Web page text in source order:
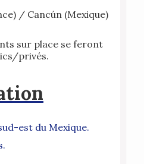
/ Cancún (Mexique)
sur place se feront
privés.
est du Mexique.